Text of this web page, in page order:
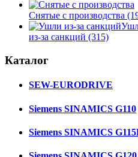
Снятые с производства
из-за санкций (315)
Каталог
SEW-EURODRIVE
Siemens SINAMICS G110
Siemens SINAMICS